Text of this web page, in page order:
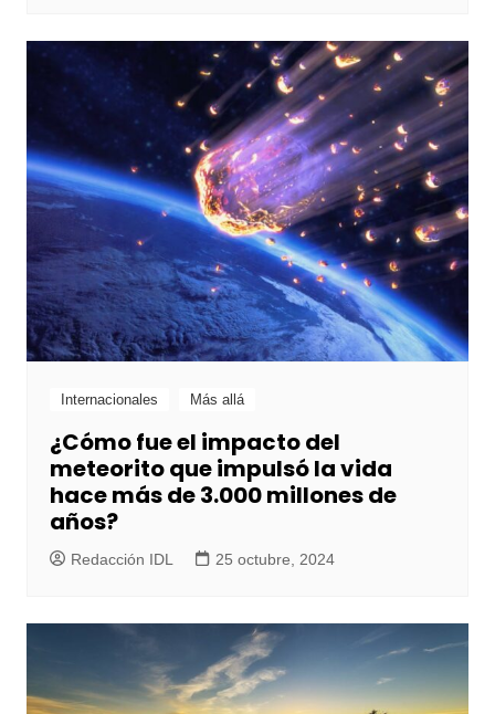
Internacionales Más allá
¿Cómo fue el impacto del
meteorito que impulsó la vida
hace más de 3.000 millones de
años?
Redacción IDL 25 octubre, 2024